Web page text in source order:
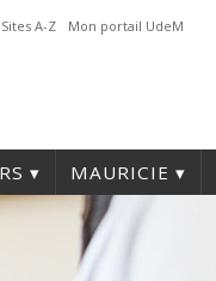
Sites A-Z Mon portail UdeM
MAURICIE